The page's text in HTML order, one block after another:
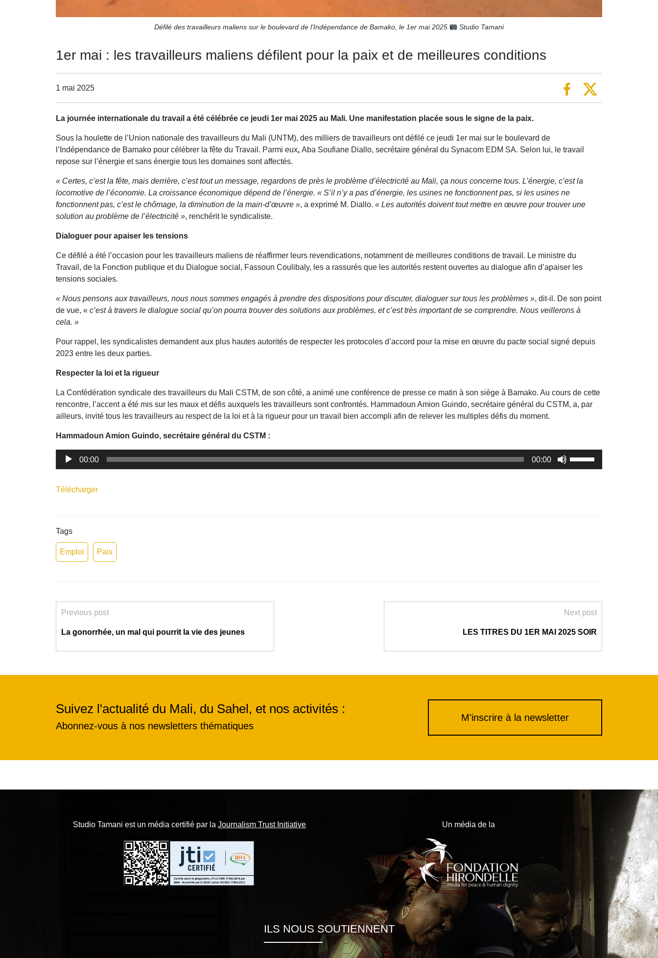
Défilé des travailleurs maliens sur le boulevard de l'Indépendance de Bamako, le 1er mai 2025 Studio Tamani
1er mai : les travailleurs maliens défilent pour la paix et de meilleures conditions
1 mai 2025
La journée internationale du travail a été célébrée ce jeudi 1er mai 2025 au Mali. Une manifestation placée sous le signe de la paix.
Sous la houlette de l’Union nationale des travailleurs du Mali (UNTM), des milliers de travailleurs ont défilé ce jeudi 1er mai sur le boulevard de
l’Indépendance de Bamako pour célébrer la fête du Travail. Parmi eux, Aba Soufiane Diallo, secrétaire général du Synacom EDM SA. Selon lui, le travail
repose sur l’énergie et sans énergie tous les domaines sont affectés.
« Certes, c’est la fête, mais derrière, c’est tout un message, regardons de près le problème d’électricité au Mali, ça nous concerne tous. L’énergie, c’est la
locomotive de l’économie. La croissance économique dépend de l’énergie. « S’il n’y a pas d’énergie, les usines ne fonctionnent pas, si les usines ne
fonctionnent pas, c’est le chômage, la diminution de la main-d’œuvre », a exprimé M. Diallo. « Les autorités doivent tout mettre en œuvre pour trouver une
solution au problème de l’électricité », renchérit le syndicaliste.
Dialoguer pour apaiser les tensions
Ce défilé a été l’occasion pour les travailleurs maliens de réaffirmer leurs revendications, notamment de meilleures conditions de travail. Le ministre du
Travail, de la Fonction publique et du Dialogue social, Fassoun Coulibaly, les a rassurés que les autorités restent ouvertes au dialogue afin d’apaiser les
tensions sociales.
« Nous pensons aux travailleurs, nous nous sommes engagés à prendre des dispositions pour discuter, dialoguer sur tous les problèmes », dit-il. De son point
de vue, « c’est à travers le dialogue social qu’on pourra trouver des solutions aux problèmes, et c’est très important de se comprendre. Nous veillerons à
cela. »
Pour rappel, les syndicalistes demandent aux plus hautes autorités de respecter les protocoles d’accord pour la mise en œuvre du pacte social signé depuis
2023 entre les deux parties.
Respecter la loi et la rigueur
La Confédération syndicale des travailleurs du Mali CSTM, de son côté, a animé une conférence de presse ce matin à son siège à Bamako. Au cours de cette
rencontre, l’accent a été mis sur les maux et défis auxquels les travailleurs sont confrontés. Hammadoun Amion Guindo, secrétaire général du CSTM, a, par
ailleurs, invité tous les travailleurs au respect de la loi et à la rigueur pour un travail bien accompli afin de relever les multiples défis du moment.
Hammadoun Amion Guindo, secrétaire général du CSTM :
Lecteur
00:00 00:00
Télécharger
Tags
Emploi Paix
Previous post
La gonorrhée, un mal qui pourrit la vie des jeunes
Next post
LES TITRES DU 1ER MAI 2025 SOIR
Suivez l'actualité du Mali, du Sahel, et nos activités :
Abonnez-vous à nos newsletters thématiques
M'inscrire à la newsletter
Studio Tamani est un média certifié par la Journalism Trust Initiative Un média de la
ILS NOUS SOUTIENNENT